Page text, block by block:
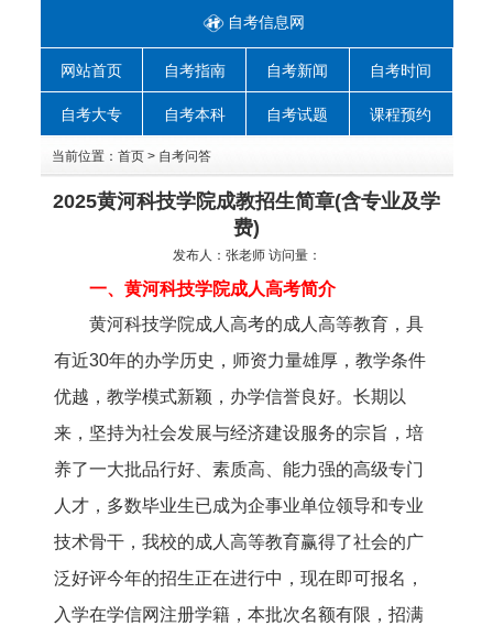
自考信息网
网站首页 自考指南 自考新闻 自考时间
自考大专 自考本科 自考试题 课程预约
当前位置： 首页> 自考问答
2025黄河科技学院成教招生简章(含专业及学
费)
发布人： 张老师访问量：
一、黄河科技学院成人高考简介
黄河科技学院成人高考的成人高等教育，具
有近30年的办学历史，师资力量雄厚，教学条件
优越，教学模式新颖，办学信誉良好。长期以
来，坚持为社会发展与经济建设服务的宗旨，培
养了一大批品行好、素质高、能力强的高级专门
人才，多数毕业生已成为企事业单位领导和专业
技术骨干，我校的成人高等教育赢得了社会的广
泛好评今年的招生正在进行中，现在即可报名，
入学在学信网注册学籍，本批次名额有限，招满